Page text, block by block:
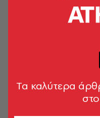
ΟΛΑ ΤΑ
Tα καλύτερα